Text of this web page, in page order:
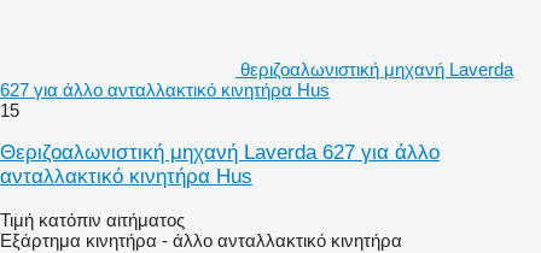
θεριζοαλωνιστική μηχανή Laverda
627 για άλλο ανταλλακτικό κινητήρα Hus
15
Θεριζοαλωνιστική μηχανή Laverda 627 για άλλο
ανταλλακτικό κινητήρα Hus
Τιμή κατόπιν αιτήματος
Εξάρτημα κινητήρα - άλλο ανταλλακτικό κινητήρα